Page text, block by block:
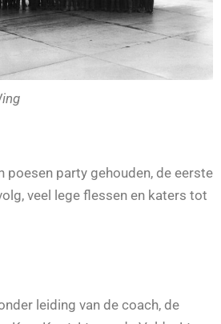
poesen party gehouden, de eerste
veel lege flessen en katers tot
leiding van de coach, de